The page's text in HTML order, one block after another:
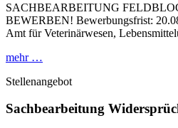
SACHBEARBEITUNG
BEWERBEN! Bewerbungsfrist:
Amt für Veterinärwesen,
mehr …
Stellenangebot
Sachbearbeitung